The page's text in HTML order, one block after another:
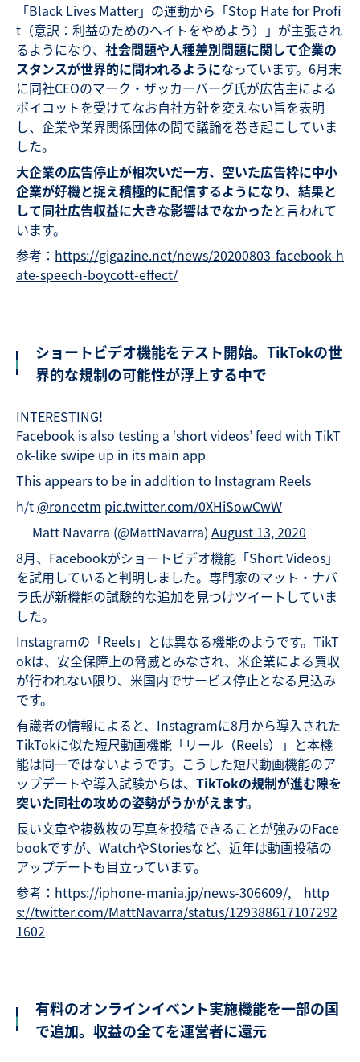
「Black Lives Matter」の運動から「Stop Hate for Profi
t（意訳：利益のためのヘイトをやめよう）」が主張され
るようになり、 社会問題や人種差別問題に関して企業の
スタンスが世界的に問われるようになっています。6月末
に同社CEOのマーク・ザッカーバーグ氏が広告主による
ボイコットを受けてなお自社方針を変えない旨を表明
し、企業や業界関係団体の間で議論を巻き起こしていま
した。
大企業の広告停止が相次いだ一方、空いた広告枠に中小
企業が好機と捉え積極的に配信するようになり、結果と
して同社広告収益に大きな影響はでなかったと言われて
います。
参考： https://gigazine.net/news/20200803-facebook-h
ate-speech-boycott-effect/
ショートビデオ機能をテスト開始。TikTokの世
界的な規制の可能性が浮上する中で
INTERESTING!
Facebook is also testing a ‘short videos’ feed with TikT
ok-like swipe up in its main app
This appears to be in addition to Instagram Reels
h/t @roneetm pic.twitter.com/0XHiSowCwW
— Matt Navarra (@MattNavarra) August 13, 2020
8月、Facebookがショートビデオ機能「Short Videos」
を試用していると判明しました。専門家のマット・ナバ
ラ氏が新機能の試験的な追加を見つけツイートしていま
した。
Instagramの「Reels」とは異なる機能のようです。TikT
okは、安全保障上の脅威とみなされ、米企業による買収
が行われない限り、米国内でサービス停止となる見込み
です。
有識者の情報によると、Instagramに8月から導入された
TikTokに似た短尺動画機能「リール（Reels）」と本機
能は同一ではないようです。こうした短尺動画機能のア
ップデートや導入試験からは、 TikTokの規制が進む隙を
突いた同社の攻めの姿勢がうかがえます。
長い文章や複数枚の写真を投稿できることが強みのFace
bookですが、WatchやStoriesなど、近年は動画投稿の
アップデートも目立っています。
参考： https://iphone-mania.jp/news-306609/, http
s://twitter.com/MattNavarra/status/129388617107292
1602
有料のオンラインイベント実施機能を一部の国
で追加。収益の全てを運営者に還元